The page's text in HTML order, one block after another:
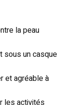
la peau
sous un casque
et agréable à
les activités